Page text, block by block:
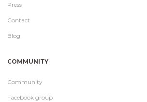
Press
Contact
Blog
COMMUNITY
Community
Facebook group